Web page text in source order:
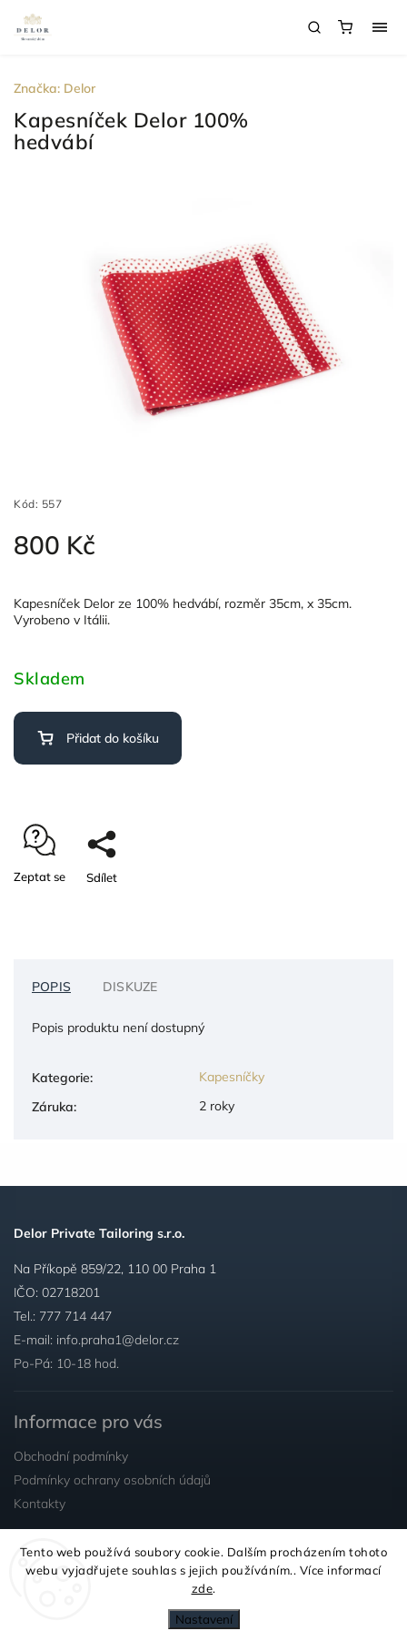
Tento web používá soubory cookie. Dalším procházením tohoto
webu vyjadřujete souhlas s jejich používáním.. Více informací
zde.
Nastavení
Kapesníček Delor 100%
hedvábí
Kód: 557
800 Kč
Kapesníček Delor ze 100% hedvábí, rozměr 35cm, x 35cm.
Vyrobeno v Itálii.
Značka: Delor
Skladem
Přidat do košíku
Zeptat se Sdílet
POPIS DISKUZE
Popis produktu není dostupný
Kategorie:
Kapesníčky
Záruka: 2 roky
Delor Private Tailoring s.r.o.
Na Příkopě 859/22, 110 00 Praha 1
IČO: 02718201
Tel.: 777 714 447
E-mail: info.praha1@delor.cz
Po-Pá: 10-18 hod.
Informace pro vás
Obchodní podmínky
Podmínky ochrany osobních údajů
Kontakty
Sledujte nás